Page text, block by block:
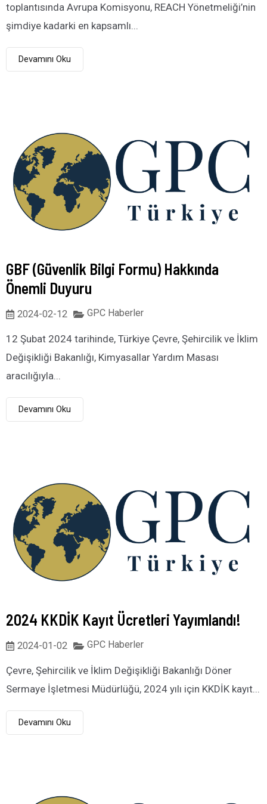
toplantısında Avrupa Komisyonu, REACH Yönetmeliği’nin
şimdiye kadarki en kapsamlı...
Devamını Oku
GBF (Güvenlik Bilgi Formu) Hakkında
Önemli Duyuru
2024-02-12 GPC Haberler
12 Şubat 2024 tarihinde, Türkiye Çevre, Şehircilik ve İklim
Değişikliği Bakanlığı, Kimyasallar Yardım Masası
aracılığıyla...
Devamını Oku
2024 KKDİK Kayıt Ücretleri Yayımlandı!
2024-01-02 GPC Haberler
Çevre, Şehircilik ve İklim Değişikliği Bakanlığı Döner
Sermaye İşletmesi Müdürlüğü, 2024 yılı için KKDİK kayıt...
Devamını Oku